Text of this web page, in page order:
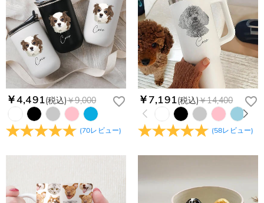
￥4,491(税込)￥9,000
(70レビュー)
￥7,191(税込)￥14,400
(58レビュー)